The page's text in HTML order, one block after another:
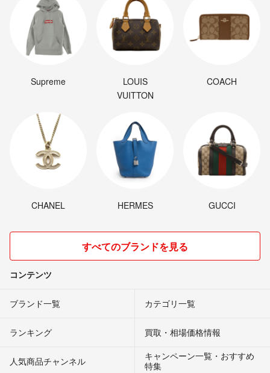
Supreme
LOUIS
VUITTON
COACH
CHANEL HERMES GUCCI
すべてのブランドを見る
コンテンツ
ブランド一覧 カテゴリ一覧
ランキング 買取・相場価格情報
人気商品チャンネル
キャンペーン一覧・おすすめ
特集